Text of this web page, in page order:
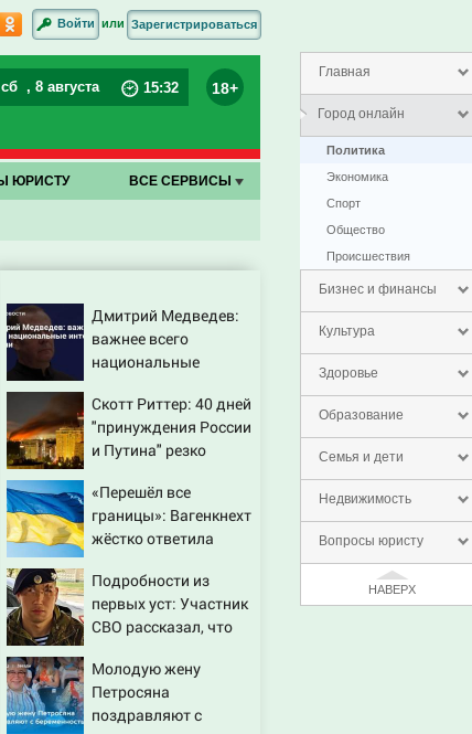
Главная
Город онлайн
Политика
Экономика
Спорт
Общество
Проиcшествия
Бизнес и финансы
Культура
Здоровье
Образование
Семья и дети
Недвижимость
Вопросы юристу
НАВЕРХ
Войти или Зарегистрироваться
сб , 8 августа 15:32 18+
ЮРИСТУ ВСЕ СЕРВИСЫ
Дмитрий Медведев:
важнее всего
национальные
Скотт Риттер: 40 дней
"принуждения России
и Путина" резко
режима Зеленского
«Перешёл все
границы»: Вагенкнехт
жёстко ответила
Подробности из
первых уст: Участник
СВО рассказал, что
медведем
Молодую жену
Петросяна
поздравляют с